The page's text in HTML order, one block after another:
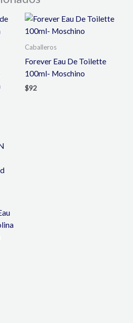
Caballeros
Forever Eau De Toilette
100ml- Moschino
$92